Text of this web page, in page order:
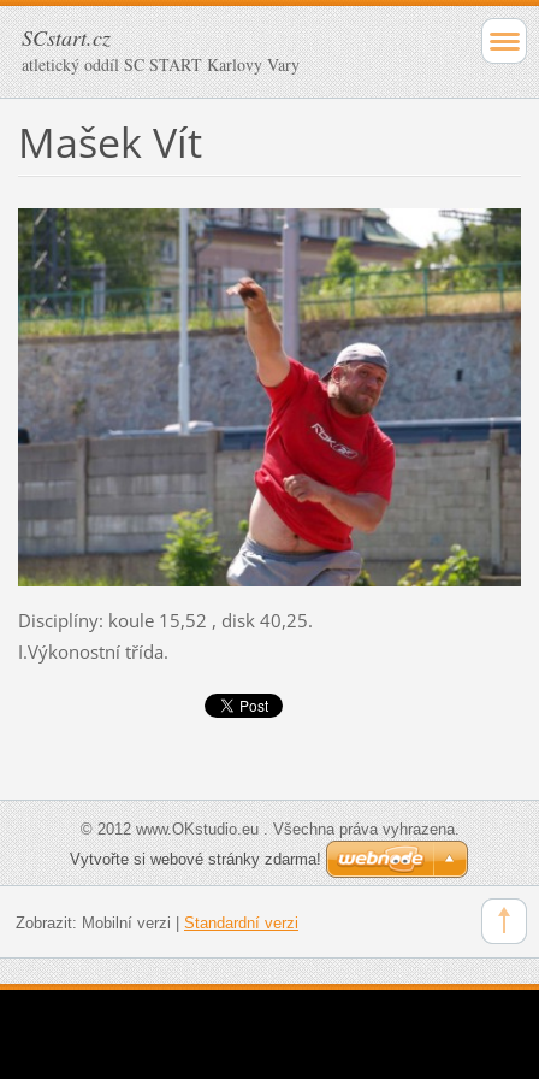
SCstart.cz
atletický oddíl SC START Karlovy Vary
Mašek Vít
Disciplíny: koule 15,52 , disk 40,25.
I.Výkonostní třída.
© 2012 www.OKstudio.eu . Všechna práva vyhrazena.
Vytvořte si webové stránky zdarma!
Zobrazit: Mobilní verzi | Standardní verzi